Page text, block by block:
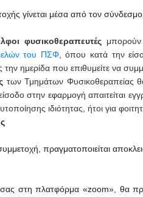
γίνεται μέσα από τον
φυσικοθεραπευτέςμπορούν
του ΠΣΦ, όπου κατά την
την ημερίδα που επιθυμείτε να
των Τμημάτων Φυσικοθεραπείας
στην εφαρμογή απαιτείται
ιδιότητας, ήτοι για
πραγματοποιείται
στη πλατφόρμα «zoom», θα